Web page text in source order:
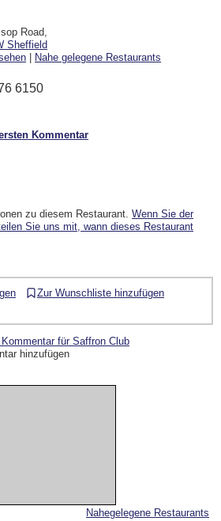
Nahegelegene Restaurants
Road
Sheffield
| Nahe gelegene Restaurants
6150
Kommentar
zu diesem Restaurant. Wenn Sie der
Sie uns mit, wann dieses Restaurant
Zur Wunschliste hinzufügen
für Saffron Club
hinzufügen